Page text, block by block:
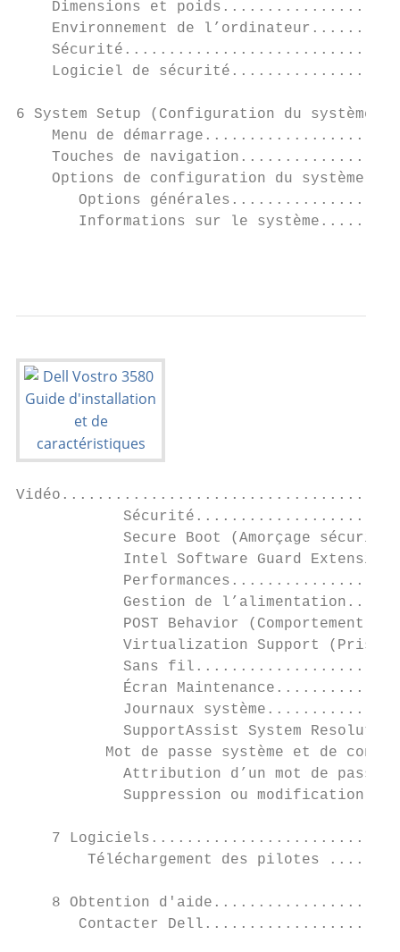
Dimensions et
Environnement de
Logiciel de
6 System Setup (Configuration
Menu de
Touches de
Options de configuration du
Options
Informations sur le
Secure Boot (Amorçage
Intel Software Guard
Gestion de
POST Behavior (Comportement
Virtualization Support (Prise
Sans
Écran
Journaux
SupportAssist System
Mot de passe système et de
Attribution d’un mot de passe
Suppression ou modification
7
Téléchargement des pilotes
8 Obtention
Contacter